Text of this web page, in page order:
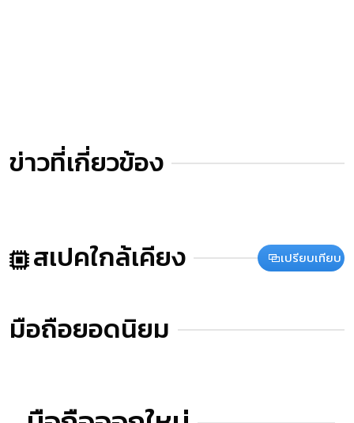
ข่าวที่เกี่ยวข้อง
สเปคใกล้เคียง เปรียบเทียบ
มือถือยอดนิยม